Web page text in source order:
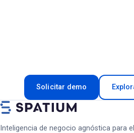
Solicitar demo
Inteligencia de negocio agnóstica para el